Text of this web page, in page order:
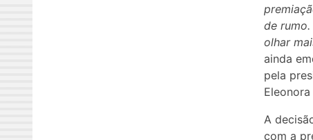
de
olhar
ainda
pela
A
com a